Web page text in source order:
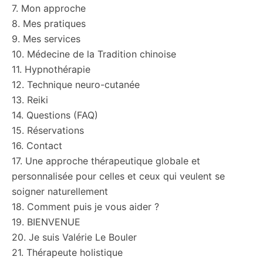
7. Mon approche
8. Mes pratiques
9. Mes services
10. Médecine de la Tradition chinoise
11. Hypnothérapie
12. Technique neuro-cutanée
13. Reiki
14. Questions (FAQ)
15. Réservations
16. Contact
17. Une approche thérapeutique globale et
personnalisée pour celles et ceux qui veulent se
soigner naturellement
18. Comment puis je vous aider ?
19. BIENVENUE
20. Je suis Valérie Le Bouler
21. Thérapeute holistique